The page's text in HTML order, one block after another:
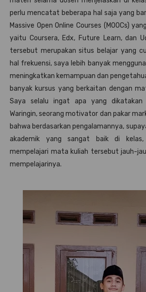
perlu mencatat beberapa hal saja yang
Massive Open Online Courses (MOOCs)
yaitu Coursera, Edx, Future Learn, dan
tersebut merupakan situs belajar yang
hal frekuensi, saya lebih banyak
meningkatkan kemampuan dan
banyak kursus yang berkaitan dengan
Saya selalu ingat apa yang dikatakan
Waringin, seorang motivator dan pakar
bahwa berdasarkan pengalamannya,
akademik yang sangat baik di
mempelajari mata kuliah tersebut jauh-
mempelajarinya.